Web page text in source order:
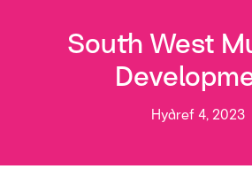
South West
Hydref 4, 2023